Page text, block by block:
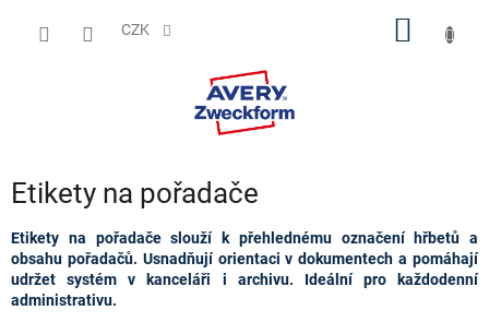
CZK
Etikety na pořadače
Etikety na pořadače slouží k přehlednému označení hřbetů a
obsahu pořadačů. Usnadňují orientaci v dokumentech a pomáhají
udržet systém v kanceláři i archivu. Ideální pro každodenní
administrativu.